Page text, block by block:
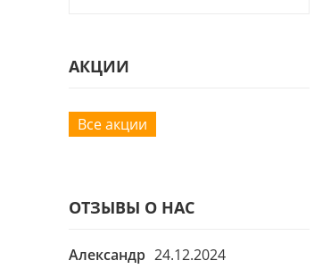
АКЦИИ
Все акции
ОТЗЫВЫ О НАС
Александр 24.12.2024